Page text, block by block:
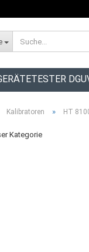
Kalibratoren » HT
Kategorie